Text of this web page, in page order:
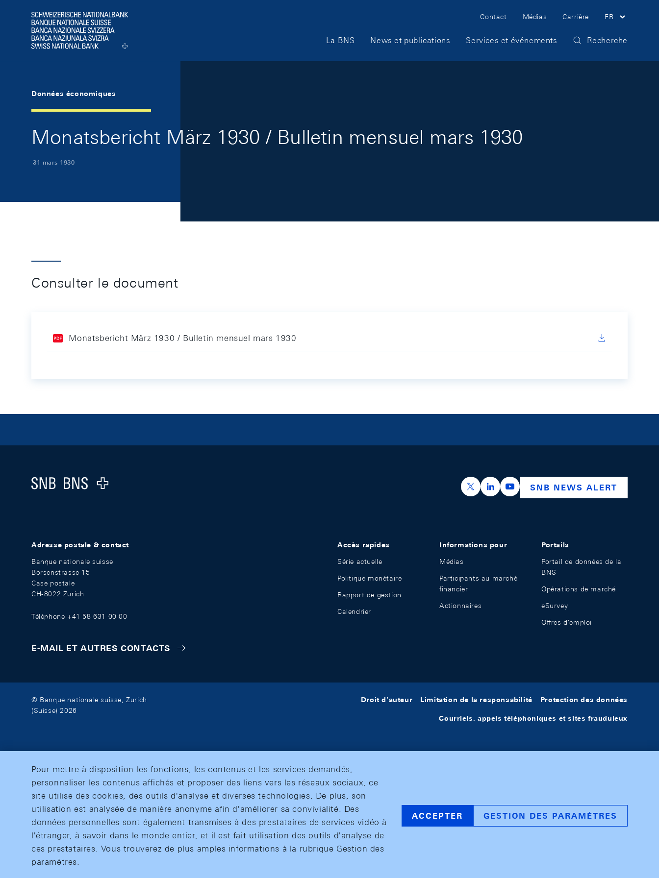
Logo
Meta Navigation
Contact Médias Carrière FR
Main Navigation
La BNS News et publications Services et événements Recherche
Données économiques
Monatsbericht März 1930 / Bulletin mensuel mars 1930
31 mars 1930
Consulter le document
Monatsbericht März 1930 / Bulletin mensuel mars 1930
Logo
https://x.com/snb_bns
https://ch.linkedin.com/company/swiss-
https://www.youtube.com/
SNB NEWS ALERT
Adresse postale & contact
Banque nationale suisse
Börsenstrasse 15
Case postale
CH-8022 Zurich
Téléphone +41 58 631 00 00
E-MAIL ET AUTRES CONTACTS
Accès rapides
Série actuelle
Politique monétaire
Rapport de gestion
Calendrier
Informations pour
Médias
Participants au marché
financier
Actionnaires
Portails
Portail de données de la
BNS
Opérations de marché
eSurvey
Offres d'emploi
© Banque nationale suisse, Zurich
(Suisse) 2026
Droit d'auteur Limitation de la responsabilité Protection des données
Courriels, appels téléphoniques et sites frauduleux
Pour mettre à disposition les fonctions, les contenus et les services demandés,
personnaliser les contenus affichés et proposer des liens vers les réseaux sociaux, ce
site utilise des cookies, des outils d'analyse et diverses technologies. De plus, son
utilisation est analysée de manière anonyme afin d'améliorer sa convivialité. Des
données personnelles sont également transmises à des prestataires de services vidéo à
l'étranger, à savoir dans le monde entier, et il est fait utilisation des outils d'analyse de
ces prestataires. Vous trouverez de plus amples informations à la rubrique Gestion des
paramètres.
ACCEPTER GESTION DES PARAMÈTRES